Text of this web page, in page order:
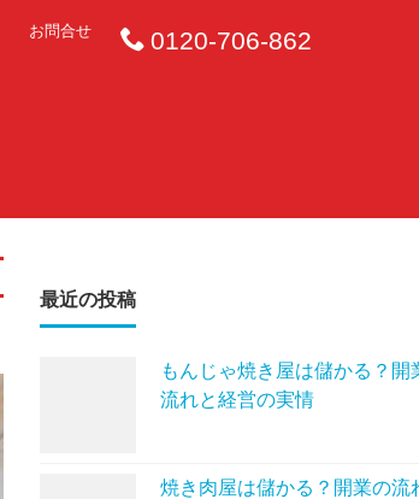
お問合せ 0120-706-862
最近の投稿
もんじゃ焼き屋は儲かる？開
流れと経営の実情
焼き肉屋は儲かる？開業の流